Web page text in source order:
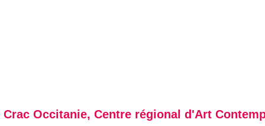
Crac Occitanie, Centre régional d'Art